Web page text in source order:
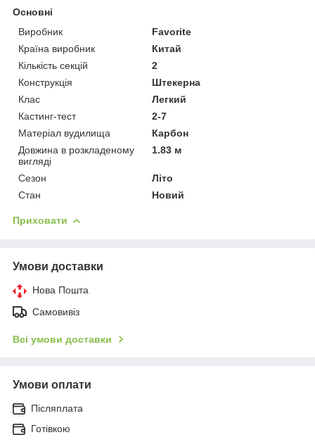
Основні
Виробник
Favorite
Країна виробник
Китай
Кількість секцій
2
Конструкція
Штекерна
Клас
Легкий
Кастинг-тест
2-7
Матеріал вудилища
Карбон
Довжина в розкладеному
вигляді
1.83 м
Сезон
Літо
Стан
Новий
Приховати
Умови доставки
Нова Пошта
Самовивіз
Всі умови доставки
Умови оплати
Післяплата
Готівкою